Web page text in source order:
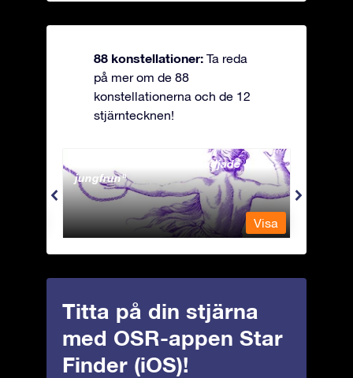
88 konstellationer: Ta reda
på mer om de 88
konstellationerna och de 12
stjärntecknen!
Andromeda - Den fastkedjade
jungfrun
Visa
Titta på din stjärna
med OSR-appen Star
Finder (iOS)!